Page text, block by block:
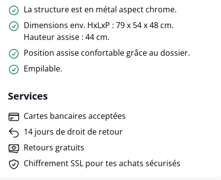
La structure est en métal aspect chrome.
Dimensions env. HxLxP : 79 x 54 x 48 cm.
Hauteur assise : 44 cm.
Position assise confortable grâce au dossier.
Empilable.
Services
Cartes bancaires acceptées
14 jours de droit de retour
Retours gratuits
Chiffrement SSL pour tes achats sécurisés